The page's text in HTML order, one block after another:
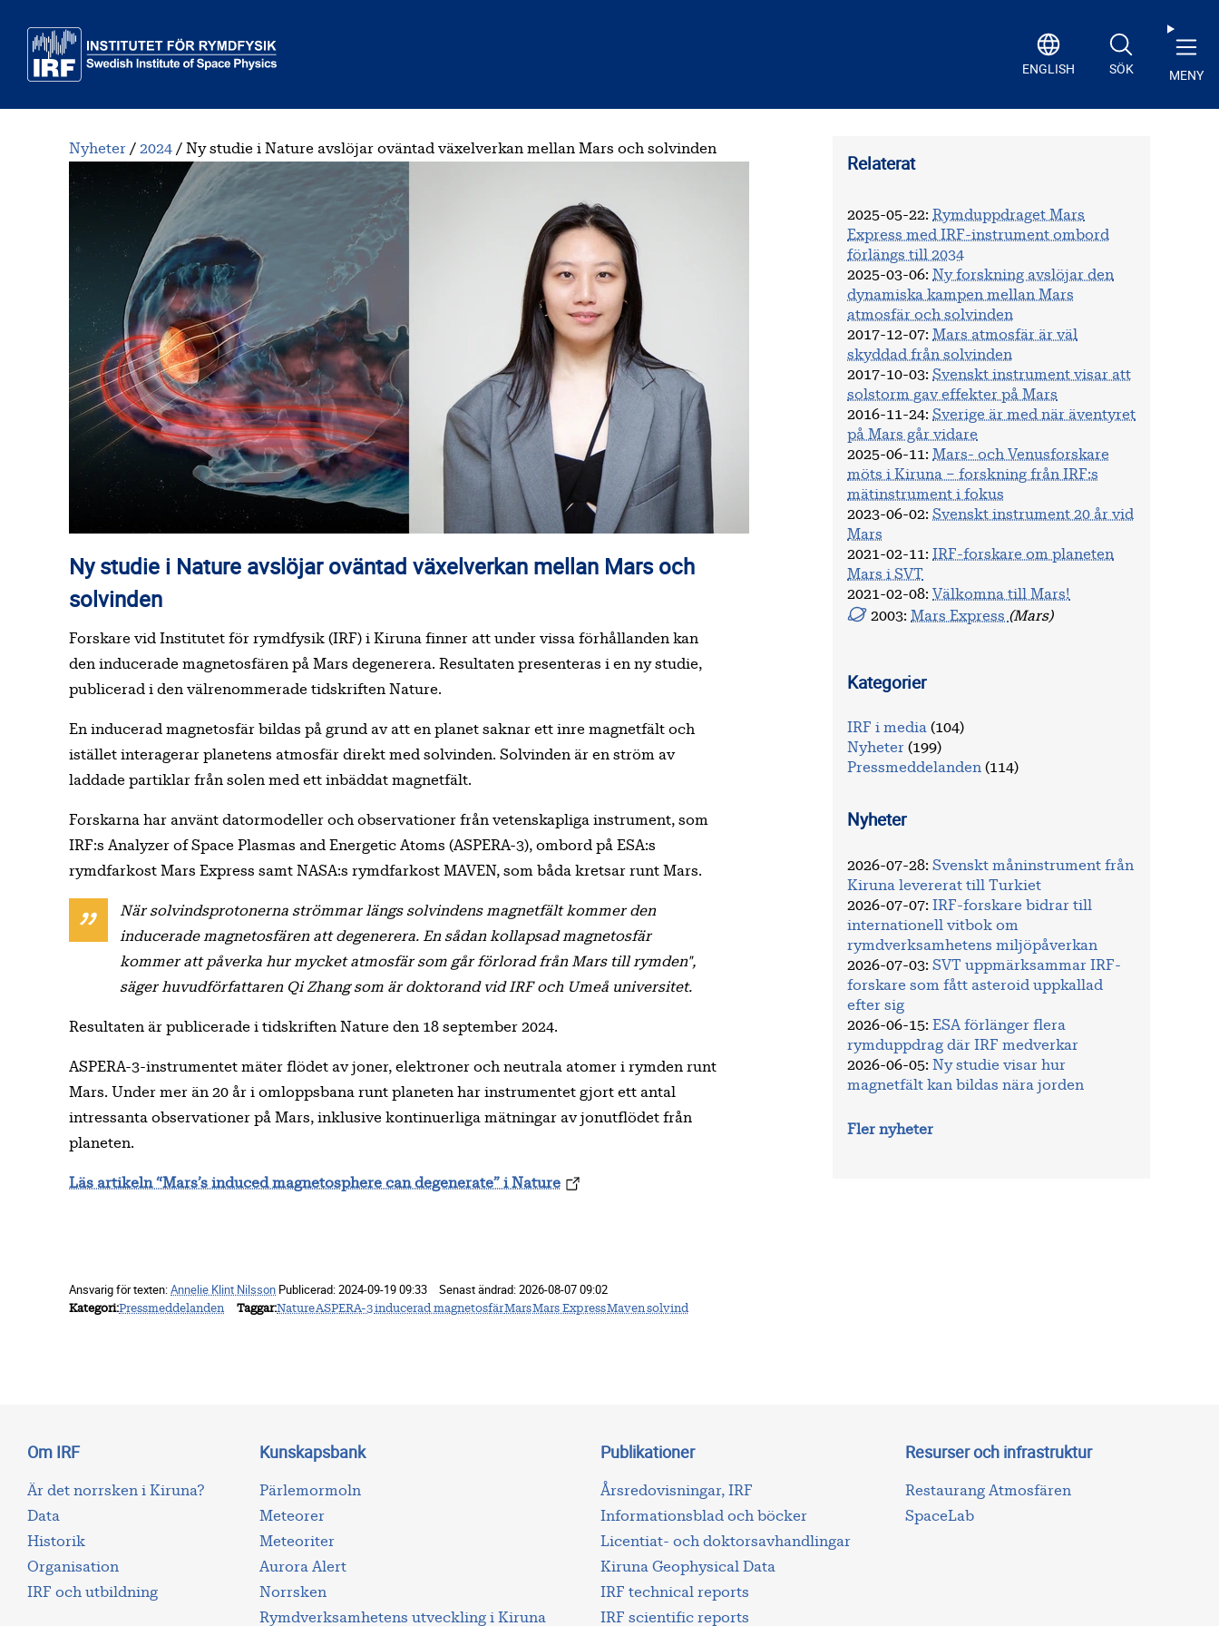
ENGLISH SÖK MENY
Nyheter 2024 Ny studie i Nature avslöjar oväntad växelverkan mellan Mars och solvinden
Ny studie i Nature avslöjar oväntad växelverkan mellan Mars och
solvinden
Forskare vid Institutet för rymdfysik (IRF) i Kiruna finner att under vissa förhållanden kan
den inducerade magnetosfären på Mars degenerera. Resultaten presenteras i en ny studie,
publicerad i den välrenommerade tidskriften Nature.
En inducerad magnetosfär bildas på grund av att en planet saknar ett inre magnetfält och
istället interagerar planetens atmosfär direkt med solvinden. Solvinden är en ström av
laddade partiklar från solen med ett inbäddat magnetfält.
Forskarna har använt datormodeller och observationer från vetenskapliga instrument, som
IRF:s Analyzer of Space Plasmas and Energetic Atoms (ASPERA-3), ombord på ESA:s
rymdfarkost Mars Express samt NASA:s rymdfarkost MAVEN, som båda kretsar runt Mars.
När solvindsprotonerna strömmar längs solvindens magnetfält kommer den
inducerade magnetosfären att degenerera. En sådan kollapsad magnetosfär
kommer att påverka hur mycket atmosfär som går förlorad från Mars till rymden",
säger huvudförfattaren Qi Zhang som är doktorand vid IRF och Umeå universitet.
Resultaten är publicerade i tidskriften Nature den 18 september 2024.
ASPERA-3-instrumentet mäter flödet av joner, elektroner och neutrala atomer i rymden runt
Mars. Under mer än 20 år i omloppsbana runt planeten har instrumentet gjort ett antal
intressanta observationer på Mars, inklusive kontinuerliga mätningar av jonutflödet från
planeten.
Läs artikeln “Mars’s induced magnetosphere can degenerate” i Nature
Ansvarig för texten:Annelie Klint Nilsson Publicerad:2024-09-19 09:33 Senast ändrad:2026-08-07 09:02
Kategori Pressmeddelanden Taggar NatureASPERA-3inducerad magnetosfärMarsMars ExpressMavensolvind
Relaterat
2025-05-22: Rymduppdraget Mars
Express med IRF-instrument ombord
förlängs till 2034
2025-03-06: Ny forskning avslöjar den
dynamiska kampen mellan Mars
atmosfär och solvinden
2017-12-07: Mars atmosfär är väl
skyddad från solvinden
2017-10-03: Svenskt instrument visar att
solstorm gav effekter på Mars
2016-11-24: Sverige är med när äventyret
på Mars går vidare
2025-06-11 : Mars- och Venusforskare
möts i Kiruna – forskning från IRF:s
mätinstrument i fokus
2023-06-02: Svenskt instrument 20 år vid
Mars
2021-02-11 :
IRF-forskare om planeten
Mars i SVT
2021-02-08: Välkomna till Mars!
2003:Mars Express (Mars)
Kategorier
IRF i media (104)
Nyheter (199)
Pressmeddelanden (114)
Nyheter
2026-07-28: Svenskt måninstrument från
Kiruna levererat till Turkiet
2026-07-07:
IRF-forskare bidrar till
internationell vitbok om
rymdverksamhetens miljöpåverkan
2026-07-03: SVT uppmärksammar IRF-
forskare som fått asteroid uppkallad
efter sig
2026-06-15: ESA förlänger flera
rymduppdrag där IRF medverkar
2026-06-05: Ny studie visar hur
magnetfält kan bildas nära jorden
Fler nyheter
Om IRF
Är det norrsken i Kiruna?
Data
Historik
Organisation
IRF och utbildning
Kunskapsbank
Pärlemormoln
Meteorer
Meteoriter
Aurora Alert
Norrsken
Rymdverksamhetens utveckling i Kiruna
Publikationer
Årsredovisningar, IRF
Informationsblad och böcker
Licentiat- och doktorsavhandlingar
Kiruna Geophysical Data
IRF technical reports
IRF scientific reports
Resurser och infrastruktur
Restaurang Atmosfären
SpaceLab